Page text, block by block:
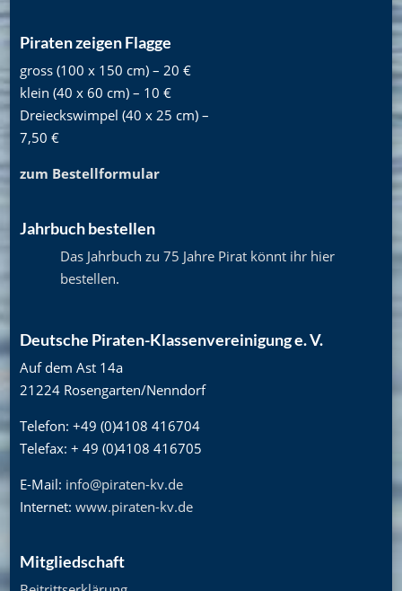
Piraten zeigen Flagge
gross (100 x 150 cm) – 20 €
klein (40 x 60 cm) – 10 €
Dreieckswimpel (40 x 25 cm) –
7,50 €
zum Bestellformular
Jahrbuch bestellen
Das Jahrbuch zu 75 Jahre Pirat könnt ihr hier
bestellen.
Deutsche Piraten-Klassenvereinigung e. V.
Auf dem Ast 14a
21224 Rosengarten/Nenndorf
Telefon: +49 (0)4108 416704
Telefax: + 49 (0)4108 416705
E-Mail: info@piraten-kv.de
Internet: www.piraten-kv.de
Mitgliedschaft